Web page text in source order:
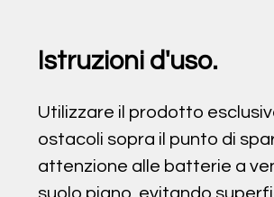
Istruzioni d'uso.
Utilizzare il prodotto
ostacoli sopra il punto di
attenzione alle batterie a
suolo piano, evitando